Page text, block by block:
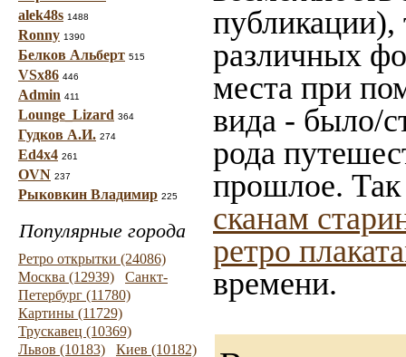
alek48s 1488
Ronny 1390
Белков Альберт 515
VSx86 446
Admin 411
Lounge_Lizard 364
Гудков А.И. 274
Ed4x4 261
OVN 237
Рыковкин Владимир 225
Популярные города
Ретро открытки (24086)
Москва (12939)
Санкт-
Петербург (11780)
Картины (11729)
Трускавец (10369)
Львов (10183)
Киев (10182)
публикации),
различных
места при
вида - было/
рода
прошлое.
сканам
ретро
времени.